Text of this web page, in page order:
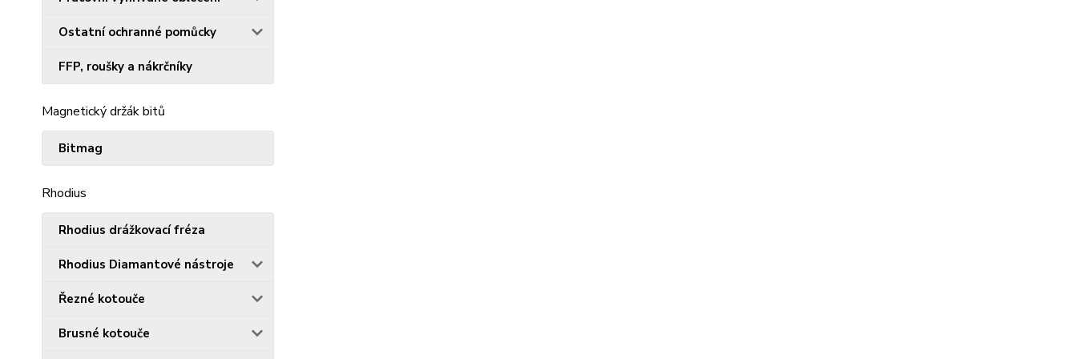
Ostatní ochranné pomůcky
FFP, roušky a nákrčníky
Magnetický držák bitů
Bitmag
Rhodius
Rhodius drážkovací fréza
Rhodius Diamantové nástroje
Řezné kotouče
Brusné kotouče